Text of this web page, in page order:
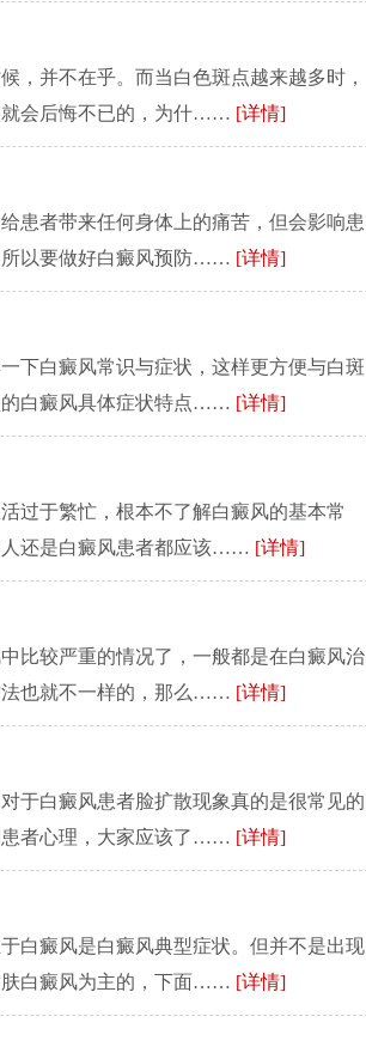
，并不在乎。而当白色斑点越来越多时，
就会后悔不已的，为什…… [详情]
患者带来任何身体上的痛苦，但会影响患
所以要做好白癜风预防…… [详情]
下白癜风常识与症状，这样更方便与白斑
的白癜风具体症状特点…… [详情]
过于繁忙，根本不了解白癜风的基本常
人还是白癜风患者都应该…… [详情]
比较严重的情况了，一般都是在白癜风治
法也就不一样的，那么…… [详情]
于白癜风患者脸扩散现象真的是很常见的
患者心理，大家应该了…… [详情]
白癜风是白癜风典型症状。但并不是出现
肤白癜风为主的，下面…… [详情]